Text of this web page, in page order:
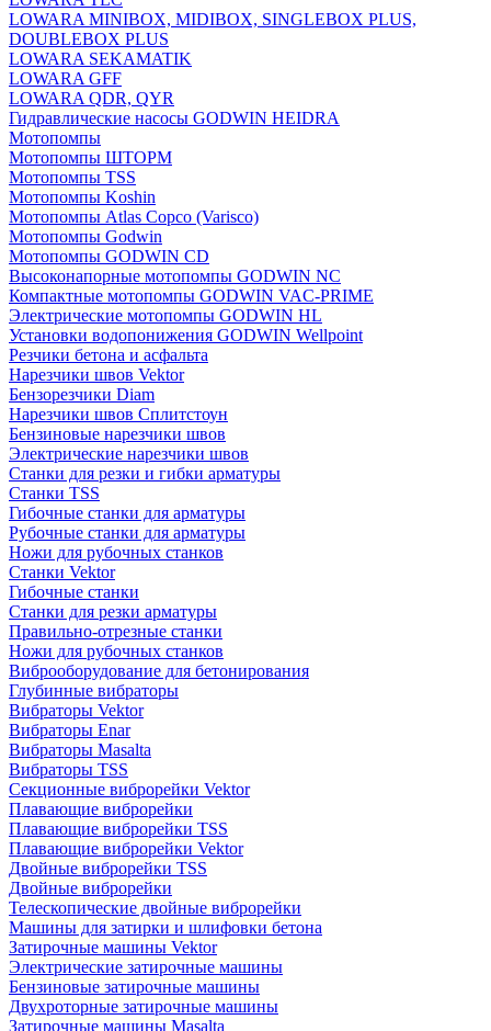
LOWARA MINIBOX, MIDIBOX, SINGLEBOX PLUS,
DOUBLEBOX PLUS
LOWARA SEKAMATIK
LOWARA GFF
LOWARA QDR, QYR
Гидравлические насосы GODWIN HEIDRA
Мотопомпы
Мотопомпы ШТОРМ
Мотопомпы TSS
Мотопомпы Koshin
Мотопомпы Atlas Copco (Varisco)
Мотопомпы Godwin
Мотопомпы GODWIN CD
Высоконапорные мотопомпы GODWIN NC
Компактные мотопомпы GODWIN VAC-PRIME
Электрические мотопомпы GODWIN HL
Установки водопонижения GODWIN Wellpoint
Резчики бетона и асфальта
Нарезчики швов Vektor
Бензорезчики Diam
Нарезчики швов Сплитстоун
Бензиновые нарезчики швов
Электрические нарезчики швов
Станки для резки и гибки арматуры
Станки TSS
Гибочные станки для арматуры
Рубочные станки для арматуры
Ножи для рубочных станков
Станки Vektor
Гибочные станки
Станки для резки арматуры
Правильно-отрезные станки
Ножи для рубочных станков
Виброоборудование для бетонирования
Глубинные вибраторы
Вибраторы Vektor
Вибраторы Enar
Вибраторы Masalta
Вибраторы TSS
Секционные виброрейки Vektor
Плавающие виброрейки
Плавающие виброрейки TSS
Плавающие виброрейки Vektor
Двойные виброрейки TSS
Двойные виброрейки
Телескопические двойные виброрейки
Машины для затирки и шлифовки бетона
Затирочные машины Vektor
Электрические затирочные машины
Бензиновые затирочные машины
Двухроторные затирочные машины
Затирочные машины Masalta